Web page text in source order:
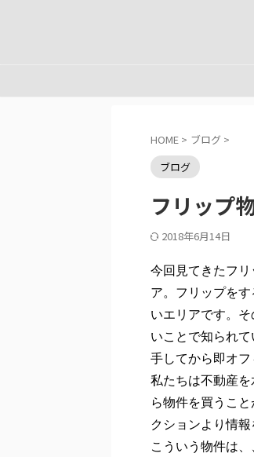
HOME > ブログ >
ブログ
フリップ
2018年6月14日
今回見てきたフ
ア。フリップを
いエリアです。
いことで知られ
手してから即オフ
私たちは不動産
ら物件を買うこ
クションより情報
こういう物件は、